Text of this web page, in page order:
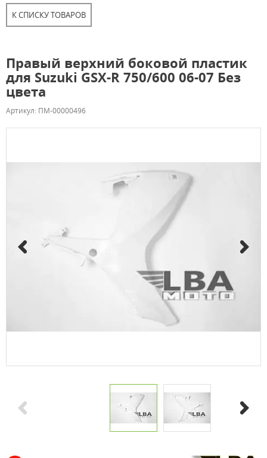
К СПИСКУ ТОВАРОВ
Правый верхний боковой пластик
для Suzuki GSX-R 750/600 06-07 Без
цвета
Артикул: ПМ-00000496